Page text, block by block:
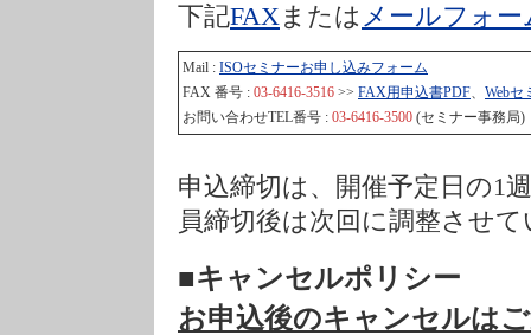
下記FAXまたは メールフォー
Mail : ISOセミナーお申し込みフォーム
FAX 番号 : 03-6416-3516 >> FAX用申込書PDF、 Webセ
お問い合わせTEL番号 : 03-6416-3500 (セミナー事務局)
申込締切は、開催予定日の1
員締切後は次回に調整させ
■キャンセルポリシー
お申込後のキャンセルは